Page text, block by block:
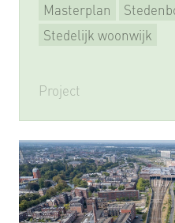
Masterplan
Beeldkwaliteitsplan
Stedelijk woonwijk
Project